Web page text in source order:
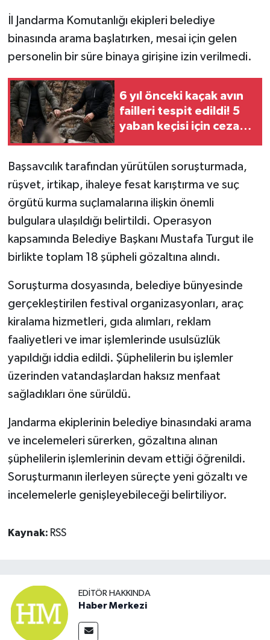
İl Jandarma Komutanlığı ekipleri belediye
binasında arama başlatırken, mesai için gelen
personelin bir süre binaya girişine izin verilmedi.
6 yıl önceki kaçak avın
failleri tespit edildi! 5
yaban keçisi için ceza
Başsavcılık tarafından yürütülen soruşturmada,
rüşvet, irtikap, ihaleye fesat karıştırma ve suç
örgütü kurma suçlamalarına ilişkin önemli
bulgulara ulaşıldığı belirtildi. Operasyon
kapsamında Belediye Başkanı Mustafa Turgut ile
birlikte toplam 18 şüpheli gözaltına alındı.
Soruşturma dosyasında, belediye bünyesinde
gerçekleştirilen festival organizasyonları, araç
kiralama hizmetleri, gıda alımları, reklam
faaliyetleri ve imar işlemlerinde usulsüzlük
yapıldığı iddia edildi. Şüphelilerin bu işlemler
üzerinden vatandaşlardan haksız menfaat
sağladıkları öne sürüldü.
Jandarma ekiplerinin belediye binasındaki arama
ve incelemeleri sürerken, gözaltına alınan
şüphelilerin işlemlerinin devam ettiği öğrenildi.
Soruşturmanın ilerleyen süreçte yeni gözaltı ve
incelemelerle genişleyebileceği belirtiliyor.
Kaynak: RSS
EDITÖR HAKKINDA
Haber Merkezi